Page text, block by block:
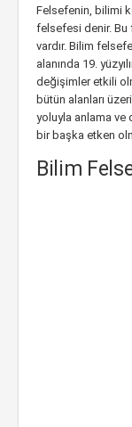
Felsefenin, bilimi
felsefesi denir. Bu
vardır. Bilim
alanında 19.
değişimler etkili
bütün alanları
yoluyla anlama ve
bir başka etken
Bilim